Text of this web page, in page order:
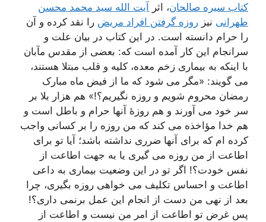
کتاب سیره صالحان، اثر آیت الله سید محمد محسن
طهرانی نیز روزه گرفتن افراد مریض را نقد کرده و آن
را حرام دانسته است. در این کتاب در بیان علت و
سرانجام این کار آمده است که: بعضی از مقدس مآبان
با اینکه به بیماری زخم معده، کلیه و قلب مبتلا هستند،
می گویند: «مگر می شود که ما از فیض ماه مبارک
رمضان محروم شویم و روزه نگیریم؟!» هم هزار بلا بر
سر خود می آورند و هم روزۀ آنها حرام و باطل است و
هم خدا مؤاخذه می کند که من روزه را بر کسانی واجب
کرده ام که برای آنها ضرری نداشته باشد؛ آیا تو برای
اطاعت از من روزه می گیری یا به جهت اطاعت از
نفس خودت؟! اگر تو در این وضعیت بیماری به داعی
اطاعت و احساس تکلیف می خواهی روزه بگیری، چرا
بعد از نهی من دست از انجام این عمل برنمی داری؟!
پس غرض تو اطاعت از امر من نیست و اطاعت از